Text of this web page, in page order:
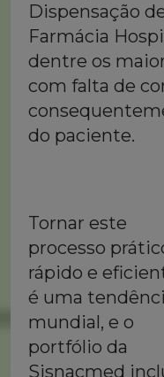
Dispensação
Farmácia
dentre os
com falta de
do paciente.
Tornar este
processo
rápido e
é uma
mundial, e o
portfólio da
Sisnacmed